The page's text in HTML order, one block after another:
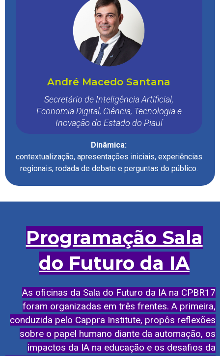
André Macedo Santana
Secretário de Inteligência Artificial,
Economia Digital, Ciência, Tecnologia e
Inovação do Estado do Piauí
Dinâmica:
contextualização, apresentações iniciais, experiências
regionais, rodada de debate e perguntas do público.
Programação Sala
do Futuro da IA
As oficinas da Sala do Futuro da IA na CPBR17
foram organizadas em três frentes. A primeira,
conduzida pelo Cappra Institute, propôs reflexões
sobre o papel humano diante da automação, os
impactos da IA na educação e os desafios da